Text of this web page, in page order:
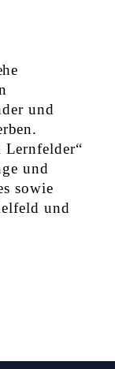
und
“
und
sowie
und